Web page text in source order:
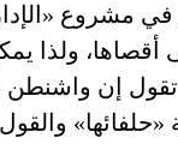
مشروع
أقصاها، ولذا
تقول إن
«حلفائها»